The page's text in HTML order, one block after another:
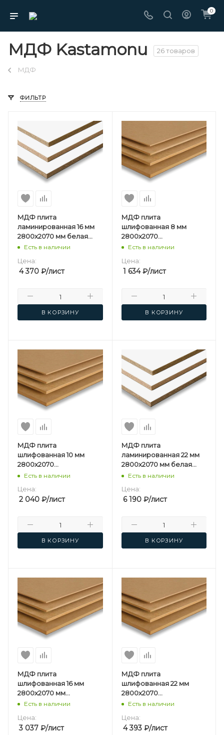
0
МДФ Kastamonu 26 товаров
МДФ
ФИЛЬТР
МДФ плита
ламинированная 16 мм
2800х2070 мм белая
односторонняя
Есть в наличии
Цена:
4 370 ₽/лист
В КОРЗИНУ
МДФ плита
шлифованная 8 мм
2800х2070
мм Kastamonu F
Есть в наличии
Цена:
1 634₽/лист
В КОРЗИНУ
МДФ плита
шлифованная 10 мм
2800х2070
мм Kastamonu F
Есть в наличии
Цена:
2 040 ₽/лист
В КОРЗИНУ
МДФ плита
ламинированная 22 мм
2800х2070 мм белая
односторонняя
Есть в наличии
Цена:
6 190₽/лист
В КОРЗИНУ
МДФ плита
шлифованная 16 мм
2800х2070 мм
Kastamonu F
Есть в наличии
Цена:
3 037 ₽/лист
МДФ плита
шлифованная 22 мм
2800х2070
мм Kastamonu F
Есть в наличии
Цена:
4 393₽/лист